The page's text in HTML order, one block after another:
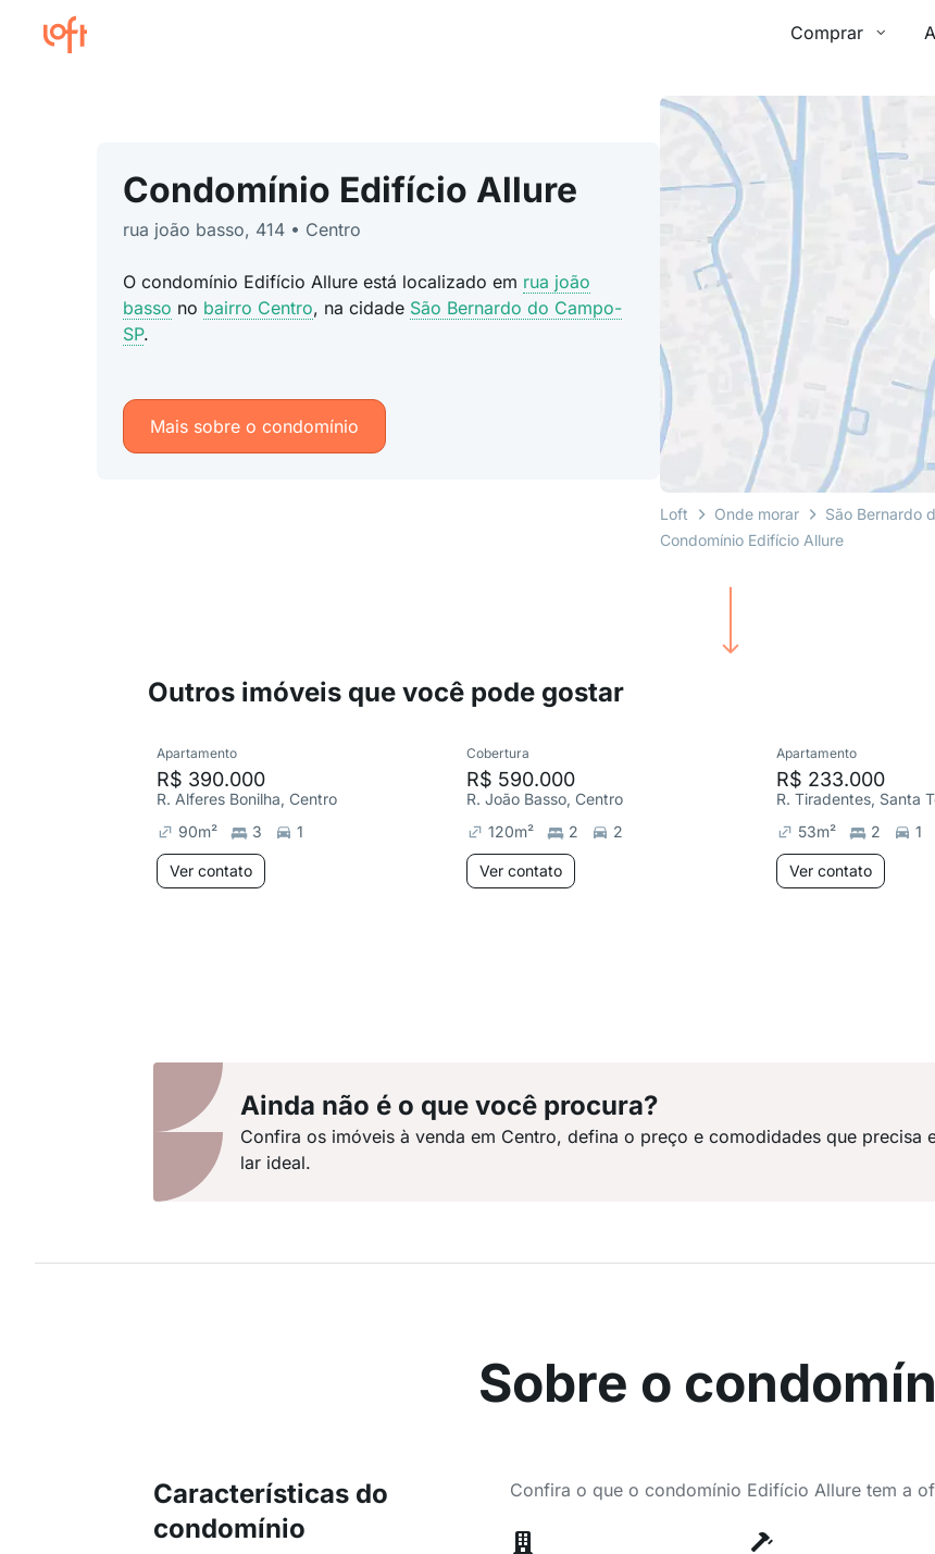
Comprar
Condomínio Edifício Allure
rua joão basso, 414 • Centro
O condomínio Edifício Allure está localizado em rua joão
basso no bairro Centro, na cidade São Bernardo do Campo-
SP.
Mais sobre o condomínio
Loft Onde morar São Bernardo
Condomínio Edifício Allure
Outros imóveis que você pode gostar
Apartamento
R$ 390.000
R. Alferes Bonilha, Centro
90m² 3 1
Ver contato
Cobertura
R$ 590.000
R. João Basso, Centro
120m² 2 2
Ver contato
Apartamento
R$ 233.000
R. Tiradentes, Santa
53m² 2 1
Ver contato
Ainda não é o que você procura?
Confira os imóveis à venda em Centro, defina o preço e comodidades que precisa
lar ideal.
Sobre o
Características do
condomínio
Confira o que o condomínio Edifício Allure tem a